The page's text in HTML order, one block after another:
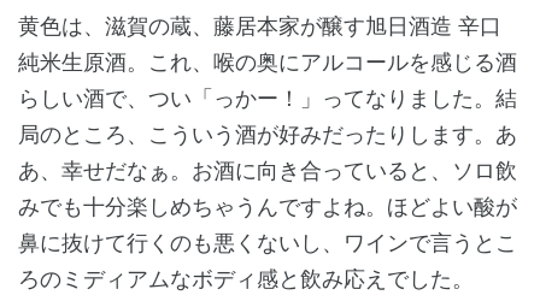
黄色は、滋賀の蔵、藤居本家が醸す旭日酒造 辛口
純米生原酒。これ、喉の奥にアルコールを感じる酒
らしい酒で、つい「っかー！」ってなりました。結
局のところ、こういう酒が好みだったりします。あ
あ、幸せだなぁ。お酒に向き合っていると、ソロ飲
みでも十分楽しめちゃうんですよね。ほどよい酸が
鼻に抜けて行くのも悪くないし、ワインで言うとこ
ろのミディアムなボディ感と飲み応えでした。